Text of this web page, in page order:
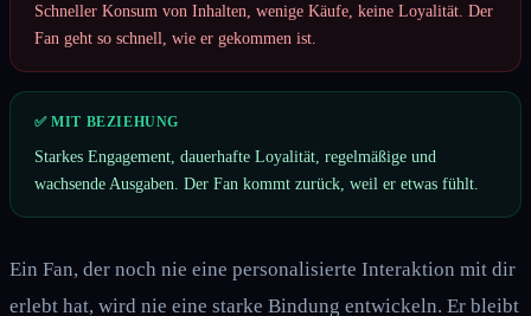
Schneller Konsum von Inhalten, wenige Käufe, keine Loyalität. Der
Fan geht so schnell, wie er gekommen ist.
✅ MIT BEZIEHUNG
Starkes Engagement, dauerhafte Loyalität, regelmäßige und
wachsende Ausgaben. Der Fan kommt zurück, weil er etwas fühlt.
Ein Fan, der noch nie eine personalisierte Interaktion mit dir
erlebt hat, wird nie eine starke Bindung entwickeln. Er bleibt